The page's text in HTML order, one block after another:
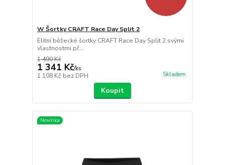
W Šortky CRAFT Race Day Split 2
Elitní běžecké šortky CRAFT Race Day Split 2 svými
vlastnostmi př...
1 490 Kč
1 341 Kč/ks
1 108 Kč bez DPH Skladem
Koupit
Novinka